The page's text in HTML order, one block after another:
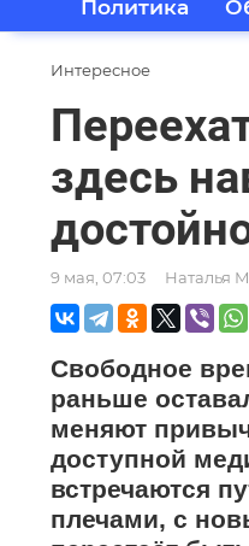
Политика
Интересное
здесь
9 мая, 07:03 Наталья
Свободное
раньше
меняют
доступной
встречаются
плечами, с